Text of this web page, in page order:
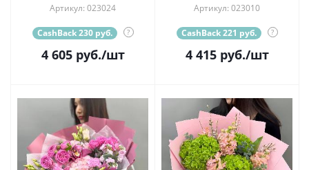
Артикул: 023024
CashBack 230 руб. ?
4 605руб./шт
Артикул: 023010
CashBack 221 руб. ?
4 415руб./шт